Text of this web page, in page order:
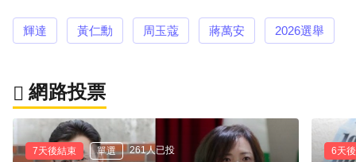
輝達 黃仁勳 周玉蔻 蔣萬安 2026選舉
網路投票
7天後結束 單選 261人已投 6天